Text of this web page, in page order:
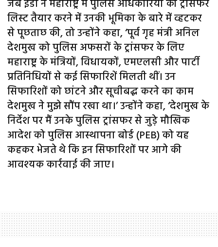
जब ईडी ने महाराष्ट्र में पुलिस अधिकारियों की ट्रांसफर
लिस्ट तैयार करने में उनकी भूमिका के बारे में व्हटकर
से पूछताछ की, तो उन्होंने कहा, ‘पूर्व गृह मंत्री अनिल
देशमुख को पुलिस अफसरों के ट्रांसफर के लिए
महाराष्ट्र के मंत्रियों, विधायकों, एमएलसी और पार्टी
प्रतिनिधियों से कई सिफारिशें मिलती थीं। उन
सिफारिशों को छांटने और सूचीबद्ध करने का काम
देशमुख ने मुझे सौंप रखा था।’ उन्होंने कहा, ‘देशमुख के
निर्देश पर मैं उनके पुलिस ट्रांसफर से जुड़े मौखिक
आदेश को पुलिस आस्थापना बोर्ड (PEB) को यह
कहकर भेजते थे कि इन सिफारिशों पर आगे की
आवश्यक कार्रवाई की जाए।